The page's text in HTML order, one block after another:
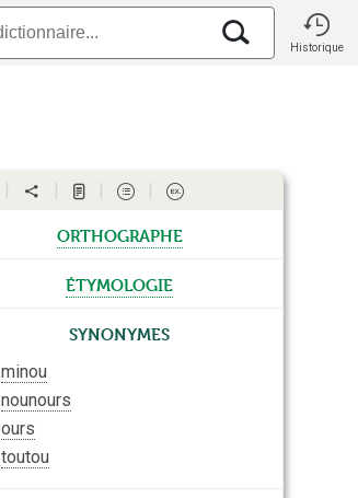
Historique
orthographe
étymologie
Synonymes
minou
nounours
ours
toutou